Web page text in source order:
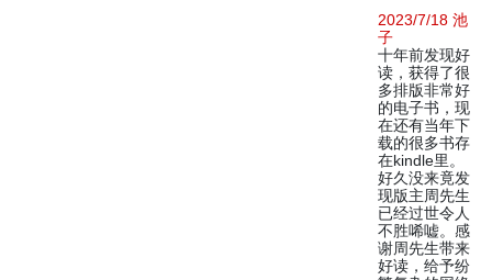
2023/7/18 池
子
十年前发现好
读，获得了很
多排版非常好
的电子书，现
在还有当年下
载的很多书存
在kindle里。
好久没来竟发
现版主周先生
已经过世令人
不胜唏嘘。感
谢周先生带来
好读，给予纷